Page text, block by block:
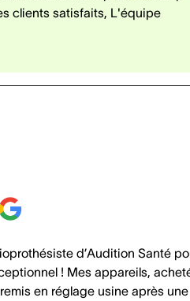
clients satisfaits, L'équipe
d’Audition Santé
! Mes appareils,
en réglage usine après une